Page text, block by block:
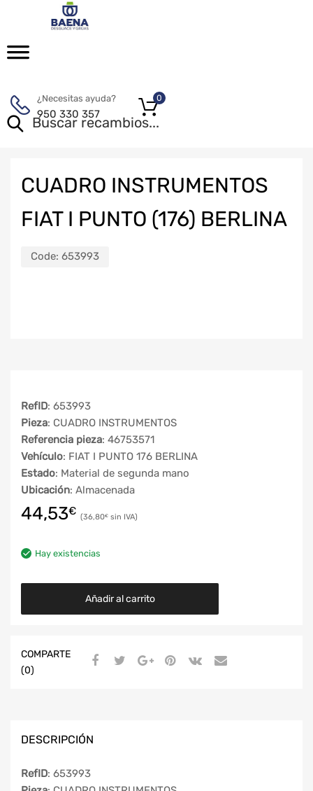
¿Necesitas ayuda?
950 330 357
0
CUADRO INSTRUMENTOS
FIAT I PUNTO (176) BERLINA
Code: 653993
RefID: 653993
Pieza: CUADRO INSTRUMENTOS
Referencia pieza: 46753571
Vehículo: FIAT I PUNTO 176 BERLINA
Estado: Material de segunda mano
Ubicación: Almacenada
44,53€ 36,80€
Hay existencias
Añadir al carrito
COMPARTE
(0)
DESCRIPCIÓN
RefID: 653993